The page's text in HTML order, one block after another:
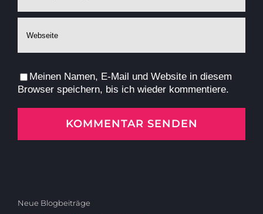
Meinen Namen, E-Mail und Website in diesem
Browser speichern, bis ich wieder kommentiere.
Neue Blogbeiträge